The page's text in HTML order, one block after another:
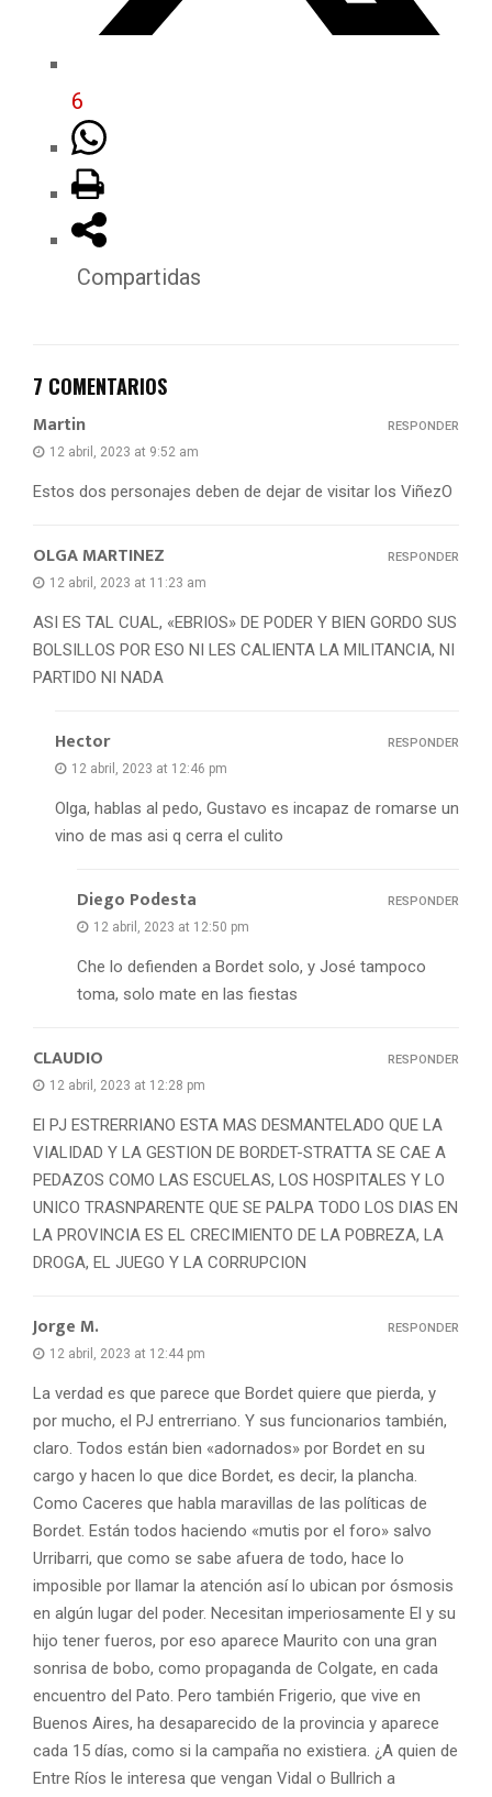
6
Compartidas
7 COMENTARIOS
Martin
12 abril, 2023 at 9:52 am
Estos dos personajes deben de dejar de visitar los ViñezO
RESPONDER
OLGA MARTINEZ
12 abril, 2023 at 11:23 am
ASI ES TAL CUAL, «EBRIOS» DE PODER Y BIEN GORDO SUS
BOLSILLOS POR ESO NI LES CALIENTA LA MILITANCIA, NI
PARTIDO NI NADA
RESPONDER
Hector
12 abril, 2023 at 12:46 pm
Olga, hablas al pedo, Gustavo es incapaz de romarse un
vino de mas asi q cerra el culito
RESPONDER
Diego Podesta
12 abril, 2023 at 12:50 pm
Che lo defienden a Bordet solo, y José tampoco
toma, solo mate en las fiestas
RESPONDER
CLAUDIO
12 abril, 2023 at 12:28 pm
El PJ ESTRERRIANO ESTA MAS DESMANTELADO QUE LA
VIALIDAD Y LA GESTION DE BORDET-STRATTA SE CAE A
PEDAZOS COMO LAS ESCUELAS, LOS HOSPITALES Y LO
UNICO TRASNPARENTE QUE SE PALPA TODO LOS DIAS EN
LA PROVINCIA ES EL CRECIMIENTO DE LA POBREZA, LA
DROGA, EL JUEGO Y LA CORRUPCION
RESPONDER
Jorge M.
12 abril, 2023 at 12:44 pm
La verdad es que parece que Bordet quiere que pierda, y
por mucho, el PJ entrerriano. Y sus funcionarios también,
claro. Todos están bien «adornados» por Bordet en su
cargo y hacen lo que dice Bordet, es decir, la plancha.
Como Caceres que habla maravillas de las políticas de
Bordet. Están todos haciendo «mutis por el foro» salvo
Urribarri, que como se sabe afuera de todo, hace lo
imposible por llamar la atención así lo ubican por ósmosis
en algún lugar del poder. Necesitan imperiosamente El y su
hijo tener fueros, por eso aparece Maurito con una gran
sonrisa de bobo, como propaganda de Colgate, en cada
encuentro del Pato. Pero también Frigerio, que vive en
Buenos Aires, ha desaparecido de la provincia y aparece
cada 15 días, como si la campaña no existiera. ¿A quien de
Entre Ríos le interesa que vengan Vidal o Bullrich a
RESPONDER